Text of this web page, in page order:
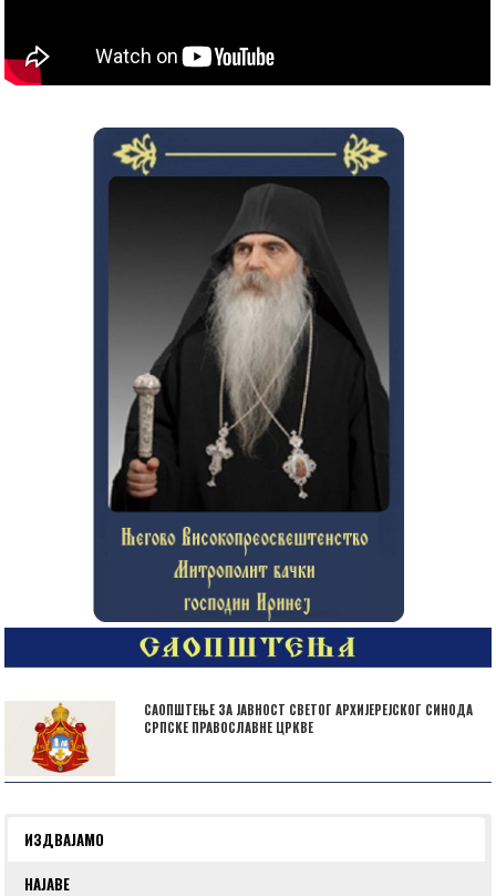
САОПШТЕЊЕ ЗА ЈАВНОСТ СВЕТОГ АРХИЈЕРЕЈСКОГ СИНОДА
СРПСКЕ ПРАВОСЛАВНЕ ЦРКВЕ
ИЗДВАЈАМО
НАЈАВЕ